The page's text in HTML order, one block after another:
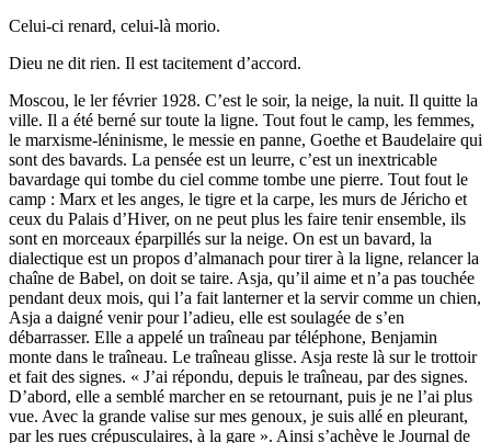
Celui-ci renard, celui-là morio.
Dieu ne dit rien. Il est tacitement d’accord.
Moscou, le ler février 1928. C’est le soir, la neige, la nuit. Il quitte la
ville. Il a été berné sur toute la ligne. Tout fout le camp, les femmes,
le marxisme-léninisme, le messie en panne, Goethe et Baudelaire qui
sont des bavards. La pensée est un leurre, c’est un inextricable
bavardage qui tombe du ciel comme tombe une pierre. Tout fout le
camp : Marx et les anges, le tigre et la carpe, les murs de Jéricho et
ceux du Palais d’Hiver, on ne peut plus les faire tenir ensemble, ils
sont en morceaux éparpillés sur la neige. On est un bavard, la
dialectique est un propos d’almanach pour tirer à la ligne, relancer la
chaîne de Babel, on doit se taire. Asja, qu’il aime et n’a pas touchée
pendant deux mois, qui l’a fait lanterner et la servir comme un chien,
Asja a daigné venir pour l’adieu, elle est soulagée de s’en
débarrasser. Elle a appelé un traîneau par téléphone, Benjamin
monte dans le traîneau. Le traîneau glisse. Asja reste là sur le trottoir
et fait des signes. « J’ai répondu, depuis le traîneau, par des signes.
D’abord, elle a semblé marcher en se retournant, puis je ne l’ai plus
vue. Avec la grande valise sur mes genoux, je suis allé en pleurant,
par les rues crépusculaires, à la gare ». Ainsi s’achève le Journal de